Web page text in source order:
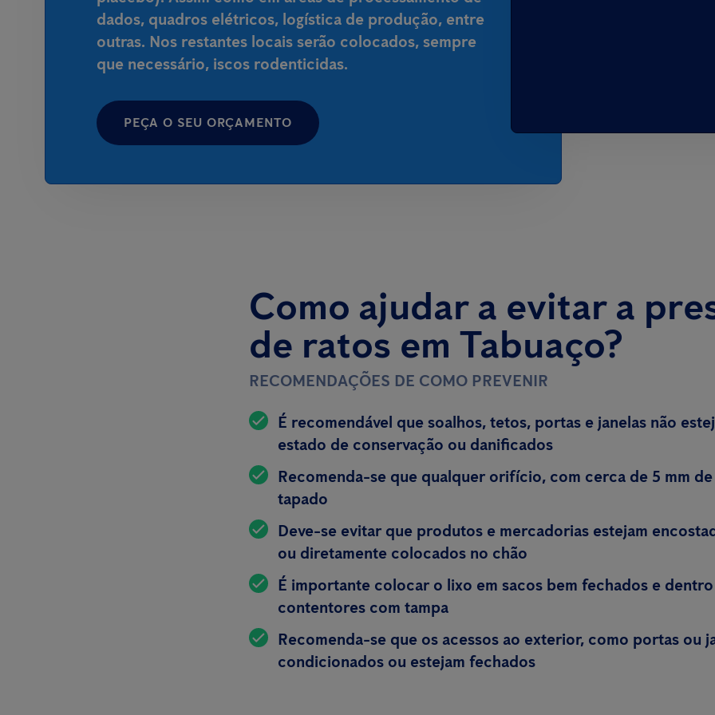
dados, quadros elétricos, logística de produção, entre
outras. Nos restantes locais serão colocados, sempre
que necessário, iscos rodenticidas.
PEÇA O SEU ORÇAMENTO
Como ajudar a evitar a
de ratos em Tabuaço?
RECOMENDAÇÕES DE COMO PREVENIR
É recomendável que soalhos, tetos, portas e janelas não
estado de conservação ou danificados
Recomenda-se que qualquer orifício, com cerca de 5 mm
tapado
Deve-se evitar que produtos e mercadorias estejam
ou diretamente colocados no chão
É importante colocar o lixo em sacos bem fechados e
contentores com tampa
Recomenda-se que os acessos ao exterior, como portas ou
condicionados ou estejam fechados